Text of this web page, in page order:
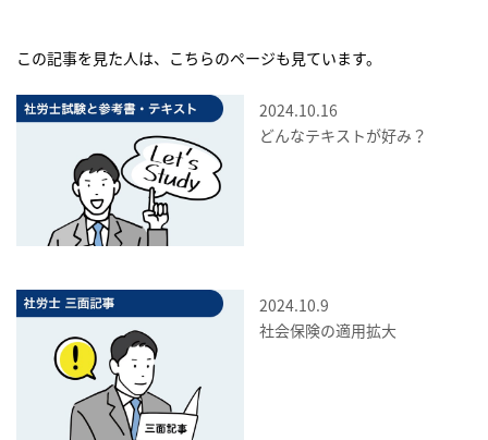
この記事を見た人は、こちらのページも見ています。
2024.10.16
どんなテキストが好み？
2024.10.9
社会保険の適用拡大